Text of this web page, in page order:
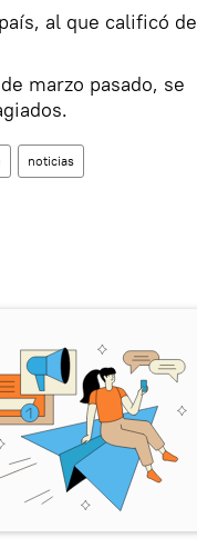
al que calificó de
marzo pasado, se
noticias